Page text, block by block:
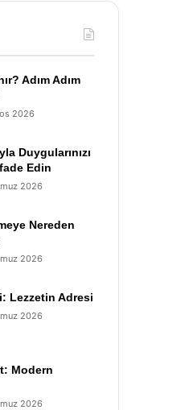
Adım Adım
2026
Duygularınızı
Edin
2026
Nereden
2026
Lezzetin Adresi
2026
Modern
2026